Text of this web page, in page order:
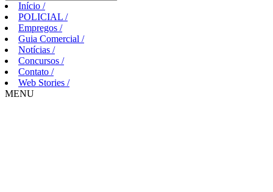
Início /
POLICIAL /
Empregos /
Guia Comercial /
Notícias /
Concursos /
Contato /
Web Stories /
MENU